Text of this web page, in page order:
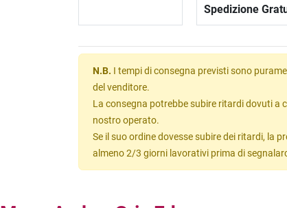
Spedizione
N.B. I tempi di consegna previsti sono
del venditore.
La consegna potrebbe subire ritardi dovuti a
nostro operato.
Se il suo ordine dovesse subire dei ritardi, la
almeno 2/3 giorni lavorativi prima di